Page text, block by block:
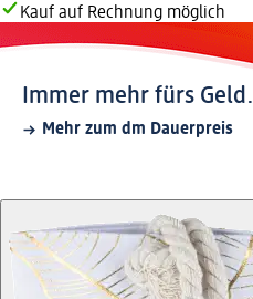
Kauf auf Rechnung möglich
Immer mehr fürs Geld.
Mehr zum dm Dauerpreis